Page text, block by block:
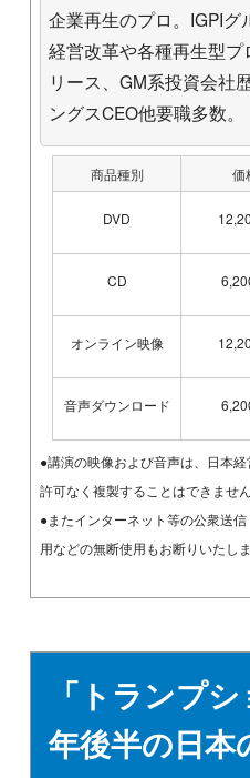
企業再生のプロ。IGPIグ
経営改革や各種再生型
リース、GM系投資会社
ングスCEO他要職多数。
商品種別 価
DVD
CD
オンライン映像
音声ダウンロード
●講演の映像および音声は、日本
許可なく複製することはできません
●またインターネット等の公衆送
用などの無断使用もお断りいたしま
「トランプ
年後半の日本